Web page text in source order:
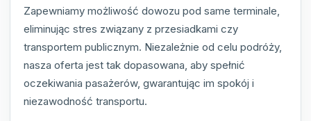
Zapewniamy możliwość dowozu pod same terminale,
eliminując stres związany z przesiadkami czy
transportem publicznym. Niezależnie od celu podróży,
nasza oferta jest tak dopasowana, aby spełnić
oczekiwania pasażerów, gwarantując im spokój i
niezawodność transportu.